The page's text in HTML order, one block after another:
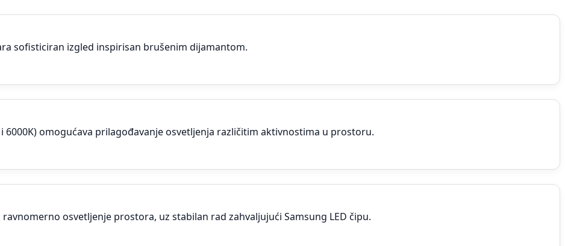
sofisticiran izgled inspirisan brušenim dijamantom.
6000K) omogućava prilagođavanje osvetljenja različitim aktivnostima u prostoru.
osvetljenje prostora, uz stabilan rad zahvaljujući Samsung LED čipu.